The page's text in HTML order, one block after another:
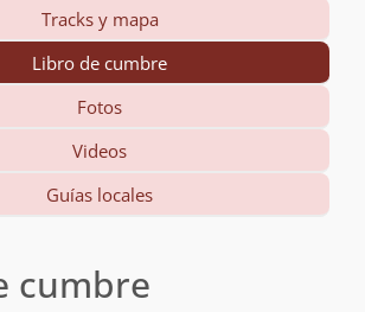
Tracks y mapa
Libro de cumbre
Fotos
Videos
Guías locales
cumbre